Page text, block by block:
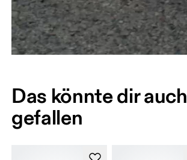
Das könnte dir auch
gefallen